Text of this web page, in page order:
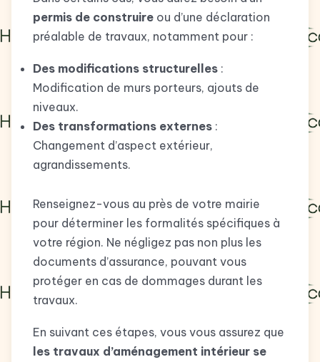
permis de construire ou d’une déclaration
préalable de travaux, notamment pour :
Des modifications structurelles :
Modification de murs porteurs, ajouts de
niveaux.
Des transformations externes :
Changement d’aspect extérieur,
agrandissements.
Renseignez-vous au près de votre mairie
pour déterminer les formalités spécifiques à
votre région. Ne négligez pas non plus les
documents d’assurance, pouvant vous
protéger en cas de dommages durant les
travaux.
En suivant ces étapes, vous vous assurez que
les travaux d’aménagement intérieur se